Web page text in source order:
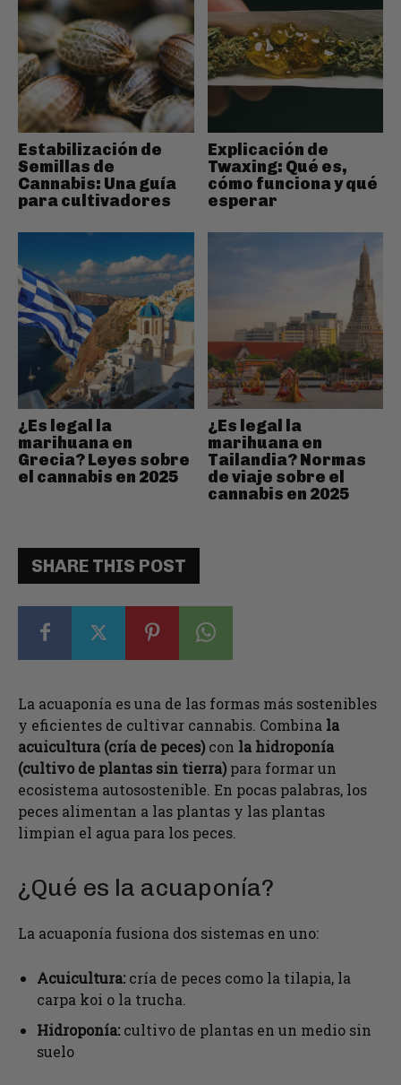
SHARE THIS POST
La acuaponía es una de las formas más sostenibles
y eficientes de cultivar cannabis. Combina la
acuicultura (cría de peces) con la hidroponía
(cultivo de plantas sin tierra) para formar un
ecosistema autosostenible. En pocas palabras, los
peces alimentan a las plantas y las plantas
limpian el agua para los peces.
¿Qué es la acuaponía?
La acuaponía fusiona dos sistemas en uno:
Acuicultura: cría de peces como la tilapia, la
carpa koi o la trucha.
Hidroponía: cultivo de plantas en un medio sin
suelo
Estabilización de
Semillas de
Cannabis: Una guía
para cultivadores
Explicación de
Twaxing: Qué es,
cómo funciona y qué
esperar
¿Es legal la
marihuana en
Grecia? Leyes sobre
el cannabis en 2025
¿Es legal la
marihuana en
Tailandia? Normas
de viaje sobre el
cannabis en 2025